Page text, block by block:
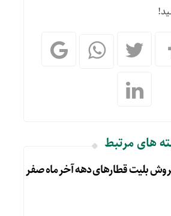
های مرتبط
بلیت قطارهای دهه آخر ماه صفر